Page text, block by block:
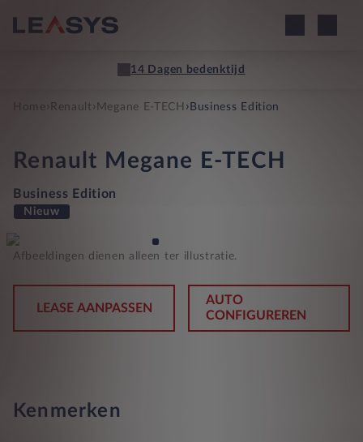
14 Dagen bedenktijd
Home Renault › Megane E-TECH › Business Edition
Renault Megane E-TECH
Business Edition
Nieuw
Afbeeldingen dienen alleen ter illustratie.
LEASE AANPASSEN
AUTO
CONFIGUREREN
Kenmerken